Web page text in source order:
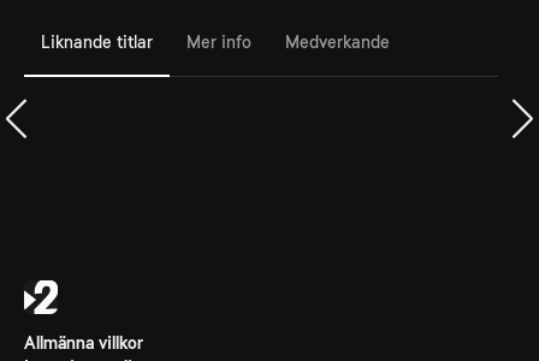
Liknande titlar Mer info Medverkande
Allmänna villkor